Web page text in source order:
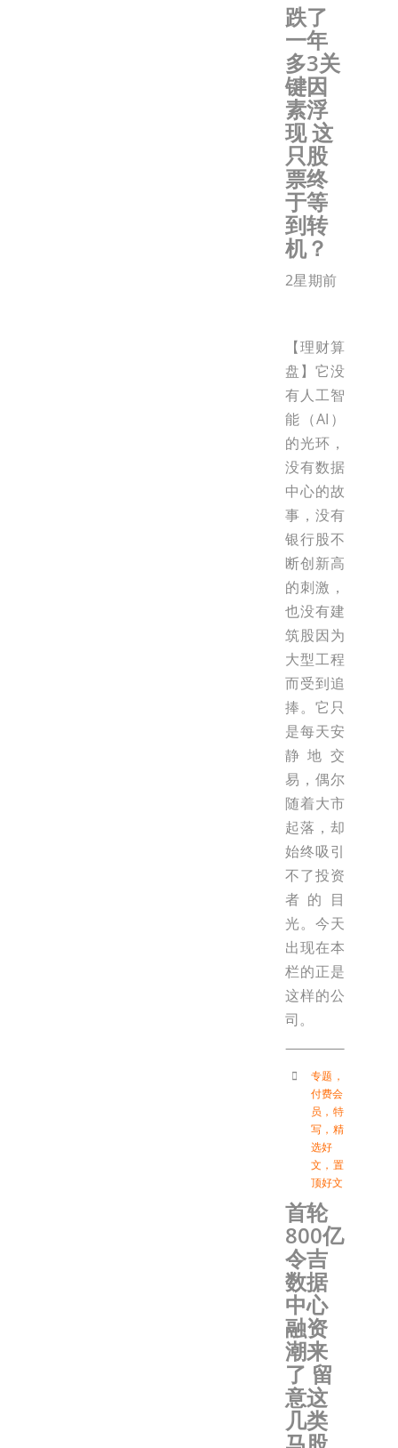
跌了
一年
多3关
键因
素浮
现 这
只股
票终
于等
到转
机？
2星期前
【理财算
盘】它没
有人工智
能（AI）
的光环，
没有数据
中心的故
事，没有
银行股不
断创新高
的刺激，
也没有建
筑股因为
大型工程
而受到追
捧。它只
是每天安
静地交
易，偶尔
随着大市
起落，却
始终吸引
不了投资
者的目
光。今天
出现在本
栏的正是
这样的公
司。
专题 ，
付费会
员 ， 特
写 ， 精
选好
文 ， 置
顶好文
首轮
800亿
令吉
数据
中心
融资
潮来
了 留
意这
几类